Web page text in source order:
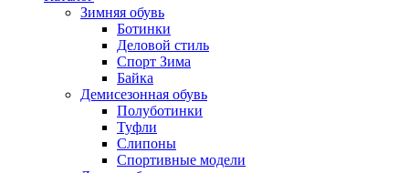
Зимняя обувь
Ботинки
Деловой стиль
Спорт Зима
Байка
Демисезонная обувь
Полуботинки
Туфли
Слипоны
Спортивные модели